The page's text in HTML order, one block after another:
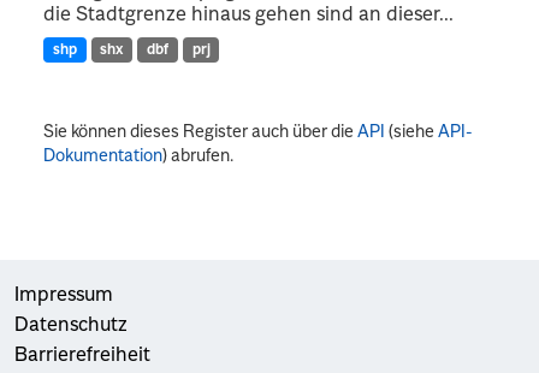
die Stadtgrenze hinaus gehen sind an dieser...
shp shx dbf prj
Sie können dieses Register auch über dieAPI (sieheAPI-
Dokumentation) abrufen.
Impressum
Datenschutz
Barrierefreiheit